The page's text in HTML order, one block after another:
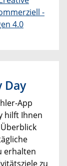
-
4.0
Day
App
hilft Ihnen
erhalten
zu